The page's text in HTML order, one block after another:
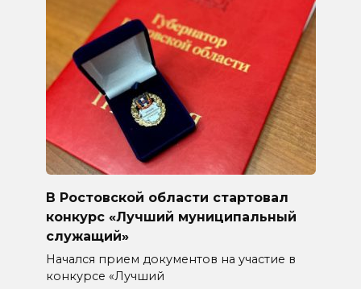
В Ростовской области стартовал
конкурс «Лучший муниципальный
служащий»
Начался прием документов на участие в
конкурсе «Лучший